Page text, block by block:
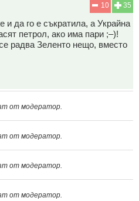
35
10
да го е съкратила, а Украйна
петрол, ако има пари ;–)!
радва Зеленто нещо, вместо
от модератор.
от модератор.
от модератор.
от модератор.